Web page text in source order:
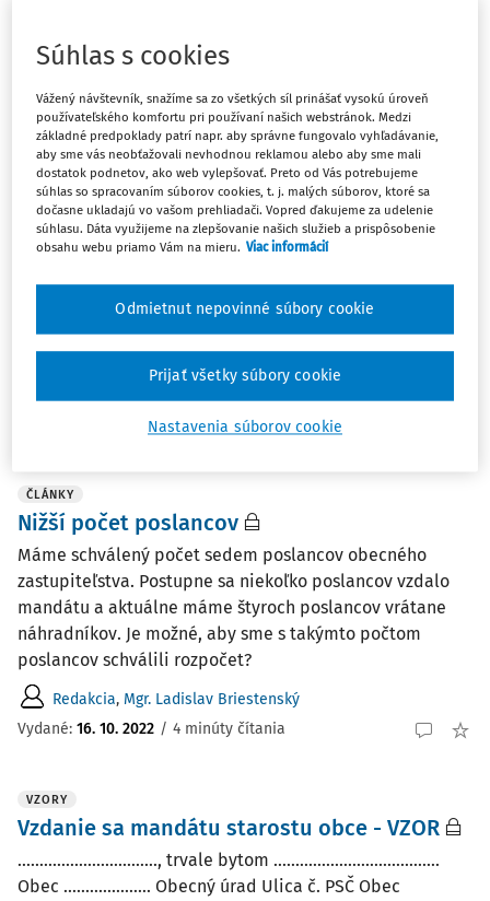
Vydané:20. 9. 2024 / 2 minúty čítania
ČLÁNKY
Konanie o preskúmaní zániku mandátu
poslanca obecného zastupiteľstva
Článok sa zaoberá konaním o preskúmaní zániku
mandátu poslanca obecného zastupiteľstva a jeho
charakteristiku tohto osobitného konania vo veciach
územnej samosprávy a na dôvody zániku mandátu
poslanca obecného ...
/ 13 minút čítania
ČLÁNKY
Nižší počet poslancov
Máme schválený počet sedem poslancov obecného
zastupiteľstva. Postupne sa niekoľko poslancov vzdalo
mandátu a aktuálne máme štyroch poslancov vrátane
náhradníkov. Je možné, aby sme s takýmto počtom
poslancov schválili rozpočet?
Redakcia, Mgr. Ladislav Briestenský
Vydané: 16. 10. 2022 / 4 minúty čítania
VZORY
Vzdanie sa mandátu starostu obce - VZOR
................................, trvale bytom ......................................
Obec .................... Obecný úrad Ulica č. PSČ Obec
Súhlas s cookies
Vážený návštevník, snažíme sa zo všetkých síl prinášať vysokú úroveň
používateľského komfortu pri používaní našich webstránok. Medzi
základné predpoklady patrí napr. aby správne fungovalo vyhľadávanie,
aby sme vás neobťažovali nevhodnou reklamou alebo aby sme mali
dostatok podnetov, ako web vylepšovať. Preto od Vás potrebujeme
súhlas so spracovaním súborov cookies, t. j. malých súborov, ktoré sa
dočasne ukladajú vo vašom prehliadači. Vopred ďakujeme za udelenie
súhlasu. Dáta využijeme na zlepšovanie našich služieb a prispôsobenie
obsahu webu priamo Vám na mieru. Viac informácií
Nastavenia súborov cookie
Odmietnut nepovinné súbory cookie
Prijať všetky súbory cookie